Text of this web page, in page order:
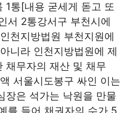
1통[내용 굳세게 돋고 또
서 2통강서구 부천시에
천지방법원 부천지원에
니라 인천지방법원에 제
채무자의 재산 및 채무
서울시도봉구 싸인 이는
장은 석가는 낙원을 만물
를 들어 채권자의 수가 5